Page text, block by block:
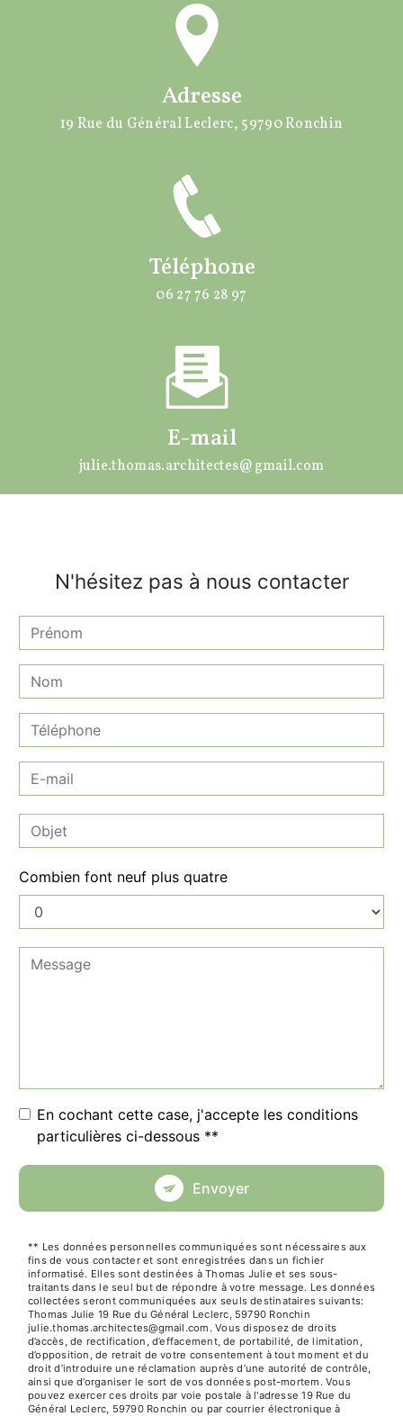
Adresse
19 Rue du Général Leclerc, 59790 Ronchin
Téléphone
06 27 76 28 97
E-mail
julie.thomas.architectes@gmail.com
N'hésitez pas à nous contacter
Combien font neuf plus quatre
En cochant cette case, j'accepte les conditions
particulières ci-dessous **
Envoyer
** Les données personnelles communiquées sont nécessaires aux
fins de vous contacter et sont enregistrées dans un fichier
informatisé. Elles sont destinées à Thomas Julie et ses sous-
traitants dans le seul but de répondre à votre message. Les données
collectées seront communiquées aux seuls destinataires suivants:
Thomas Julie 19 Rue du Général Leclerc, 59790 Ronchin
julie.thomas.architectes@gmail.com. Vous disposez de droits
d’accès, de rectification, d’effacement, de portabilité, de limitation,
d’opposition, de retrait de votre consentement à tout moment et du
droit d’introduire une réclamation auprès d’une autorité de contrôle,
ainsi que d’organiser le sort de vos données post-mortem. Vous
pouvez exercer ces droits par voie postale à l'adresse 19 Rue du
Général Leclerc, 59790 Ronchin ou par courrier électronique à